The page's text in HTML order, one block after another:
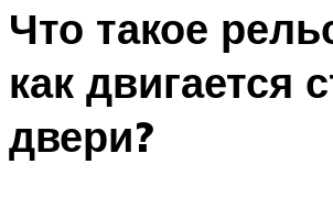
Что такое
как двигается
двери?